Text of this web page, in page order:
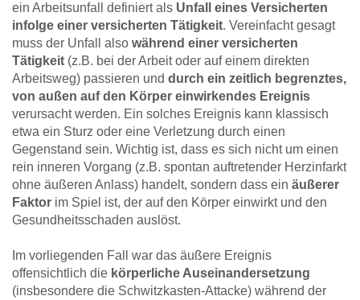
ein Arbeitsunfall definiert als Unfall eines Versicherten
infolge einer versicherten Tätigkeit. Vereinfacht gesagt
muss der Unfall also während einer versicherten
Tätigkeit (z.B. bei der Arbeit oder auf einem direkten
Arbeitsweg) passieren und durch ein zeitlich begrenztes,
von außen auf den Körper einwirkendes Ereignis
verursacht werden. Ein solches Ereignis kann klassisch
etwa ein Sturz oder eine Verletzung durch einen
Gegenstand sein. Wichtig ist, dass es sich nicht um einen
rein inneren Vorgang (z.B. spontan auftretender Herzinfarkt
ohne äußeren Anlass) handelt, sondern dass ein äußerer
Faktor im Spiel ist, der auf den Körper einwirkt und den
Gesundheitsschaden auslöst.
Im vorliegenden Fall war das äußere Ereignis
offensichtlich die körperliche Auseinandersetzung
(insbesondere die Schwitzkasten-Attacke) während der